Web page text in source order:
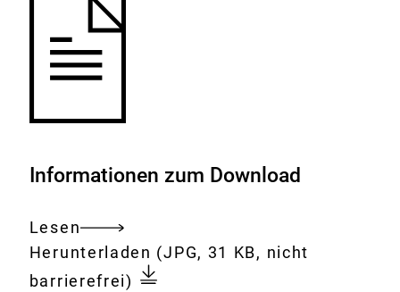
Informationen zum Download
Lesen
Gesamtes
Dokument
Download:
Herunterladen Fässer
mit
(JPG, 31 KB, nicht
barrierefrei)